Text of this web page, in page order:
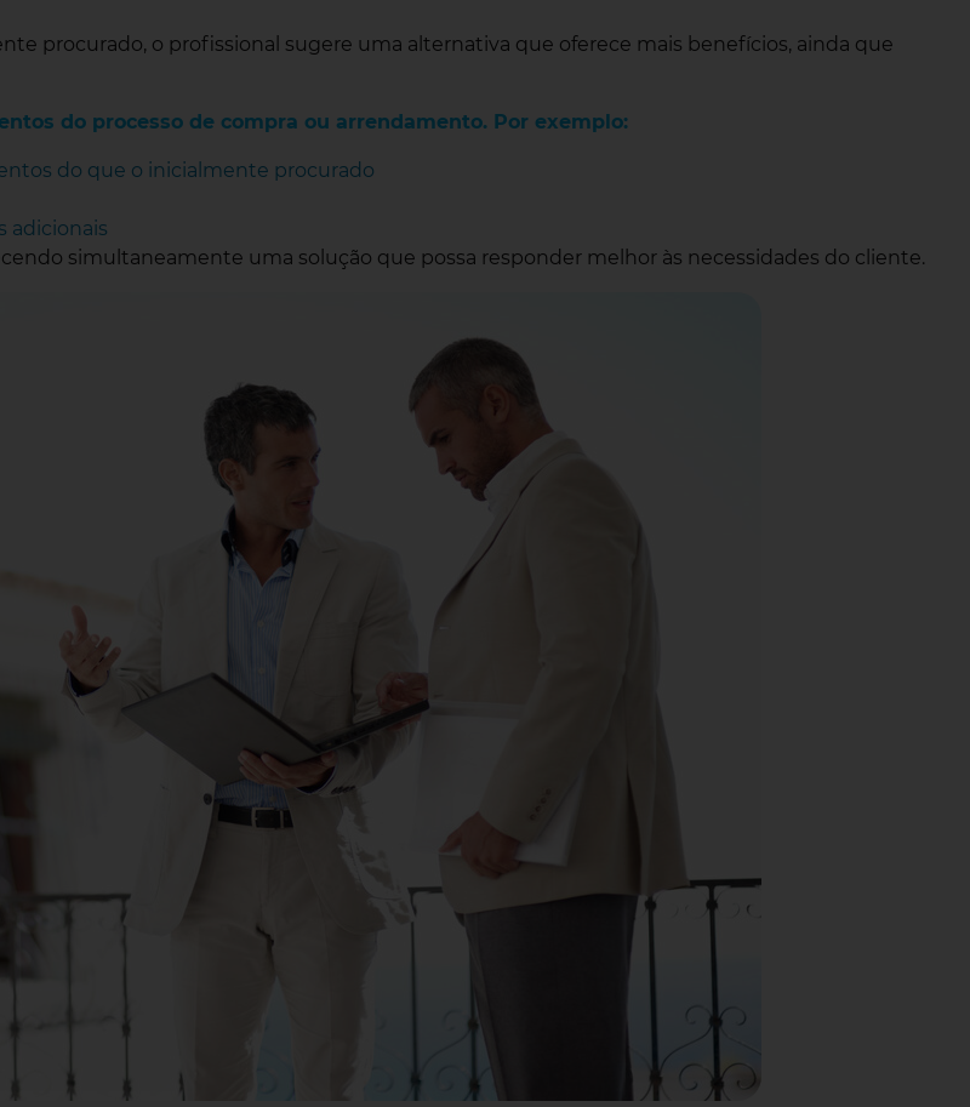
procurado, o profissional sugere uma alternativa que oferece mais benefícios, ainda que
do processo de compra ou arrendamento. Por exemplo:
do que o inicialmente procurado
adicionais
simultaneamente uma solução que possa responder melhor às necessidades do cliente.